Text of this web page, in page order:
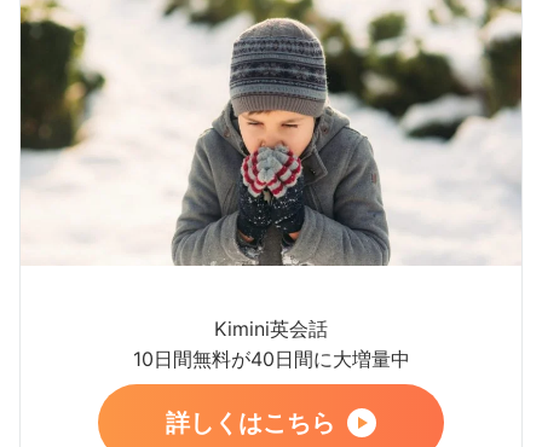
Kimini英会話
10日間無料が40日間に大増量中
詳しくはこちら